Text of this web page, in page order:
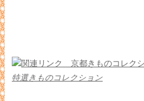
特選きものコレクション